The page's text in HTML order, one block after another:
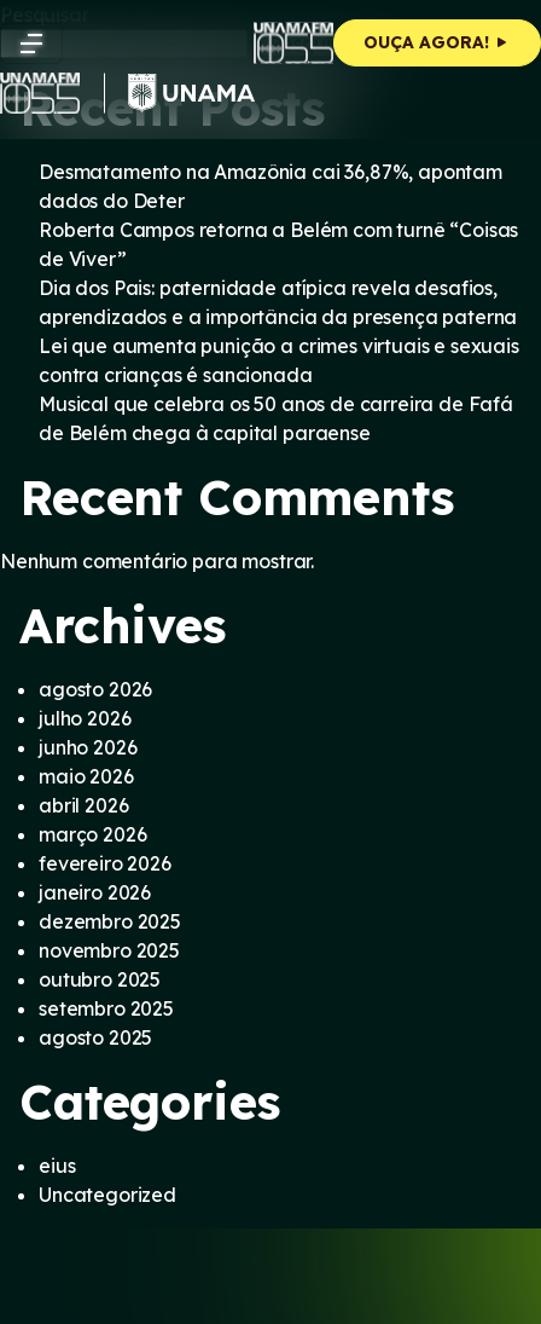
content
OUÇA AGORA!
Pesquisar
Pesquisar
Recent Posts
Desmatamento na Amazônia cai 36,87%, apontam
dados do Deter
Roberta Campos retorna a Belém com turnê “Coisas
de Viver”
Dia dos Pais: paternidade atípica revela desafios,
aprendizados e a importância da presença paterna
Lei que aumenta punição a crimes virtuais e sexuais
contra crianças é sancionada
Musical que celebra os 50 anos de carreira de Fafá
de Belém chega à capital paraense
Recent Comments
Nenhum comentário para mostrar.
Archives
agosto 2026
julho 2026
junho 2026
maio 2026
abril 2026
março 2026
fevereiro 2026
janeiro 2026
dezembro 2025
novembro 2025
outubro 2025
setembro 2025
agosto 2025
Categories
eius
Uncategorized